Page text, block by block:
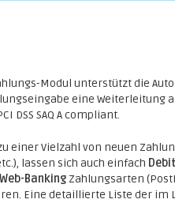
Modul unterstützt die
eine Weiterleitung
DSS SAQ A compliant.
einer Vielzahl von neuen
lassen sich auch einfach
Web-Banking Zahlungsarten
Eine detaillierte Liste der